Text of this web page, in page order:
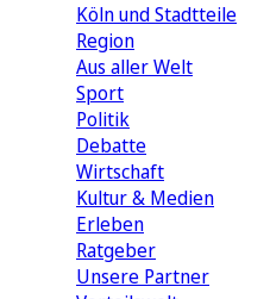
Köln und Stadtteile
Region
Aus aller Welt
Sport
Politik
Debatte
Wirtschaft
Kultur & Medien
Erleben
Ratgeber
Unsere Partner